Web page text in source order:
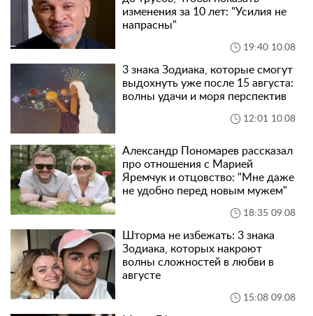
изменения за 10 лет: "Усилия не
напрасны"
19:40 10.08
3 знака Зодиака, которые смогут
выдохнуть уже после 15 августа:
волны удачи и моря перспектив
12:01 10.08
Александр Пономарев рассказал
про отношения с Марией
Яремчук и отцовство: "Мне даже
не удобно перед новым мужем"
18:35 09.08
Шторма не избежать: 3 знака
Зодиака, которых накроют
волны сложностей в любви в
августе
15:08 09.08